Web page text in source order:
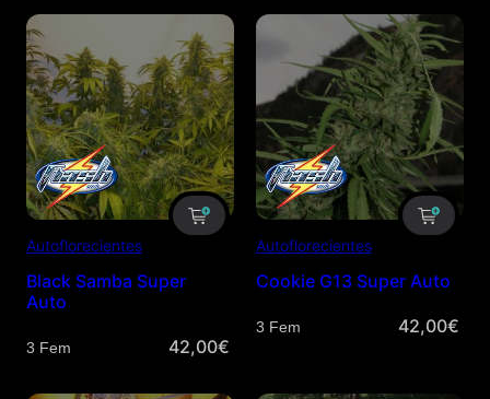
Autoflorecientes
Black Samba Super
Auto
Cantidad 42,00€
Autoflorecientes
Cookie G13 Super Auto
Cantidad 42,00€